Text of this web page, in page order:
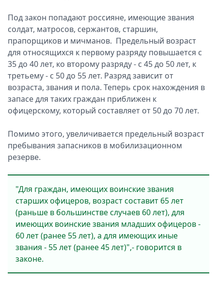
Под закон попадают россияне, имеющие звания
солдат, матросов, сержантов, старшин,
прапорщиков и мичманов. Предельный возраст
для относящихся к первому разряду повышается с
35 до 40 лет, ко второму разряду - с 45 до 50 лет, к
третьему - с 50 до 55 лет. Разряд зависит от
возраста, звания и пола. Теперь срок нахождения в
запасе для таких граждан приближен к
офицерскому, который составляет от 50 до 70 лет.
Помимо этого, увеличивается предельный возраст
пребывания запасников в мобилизационном
резерве.
"Для граждан, имеющих воинские звания
старших офицеров, возраст составит 65 лет
(раньше в большинстве случаев 60 лет), для
имеющих воинские звания младших офицеров -
60 лет (ранее 55 лет), а для имеющих иные
звания - 55 лет (ранее 45 лет)",- говорится в
законе.